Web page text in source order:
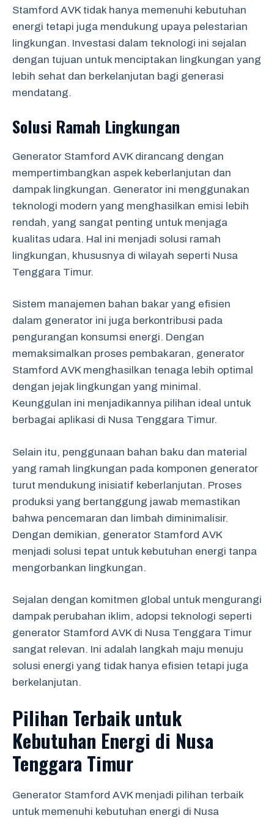
Stamford AVK tidak hanya memenuhi kebutuhan
energi tetapi juga mendukung upaya pelestarian
lingkungan. Investasi dalam teknologi ini sejalan
dengan tujuan untuk menciptakan lingkungan yang
lebih sehat dan berkelanjutan bagi generasi
mendatang.
Solusi Ramah Lingkungan
Generator Stamford AVK dirancang dengan
mempertimbangkan aspek keberlanjutan dan
dampak lingkungan. Generator ini menggunakan
teknologi modern yang menghasilkan emisi lebih
rendah, yang sangat penting untuk menjaga
kualitas udara. Hal ini menjadi solusi ramah
lingkungan, khususnya di wilayah seperti Nusa
Tenggara Timur.
Sistem manajemen bahan bakar yang efisien
dalam generator ini juga berkontribusi pada
pengurangan konsumsi energi. Dengan
memaksimalkan proses pembakaran, generator
Stamford AVK menghasilkan tenaga lebih optimal
dengan jejak lingkungan yang minimal.
Keunggulan ini menjadikannya pilihan ideal untuk
berbagai aplikasi di Nusa Tenggara Timur.
Selain itu, penggunaan bahan baku dan material
yang ramah lingkungan pada komponen generator
turut mendukung inisiatif keberlanjutan. Proses
produksi yang bertanggung jawab memastikan
bahwa pencemaran dan limbah diminimalisir.
Dengan demikian, generator Stamford AVK
menjadi solusi tepat untuk kebutuhan energi tanpa
mengorbankan lingkungan.
Sejalan dengan komitmen global untuk mengurangi
dampak perubahan iklim, adopsi teknologi seperti
generator Stamford AVK di Nusa Tenggara Timur
sangat relevan. Ini adalah langkah maju menuju
solusi energi yang tidak hanya efisien tetapi juga
berkelanjutan.
Pilihan Terbaik untuk
Kebutuhan Energi di Nusa
Tenggara Timur
Generator Stamford AVK menjadi pilihan terbaik
untuk memenuhi kebutuhan energi di Nusa